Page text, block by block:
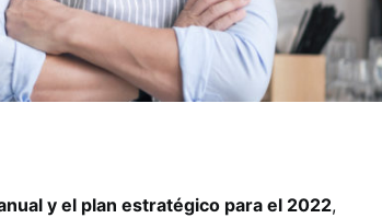
y el plan estratégico para el 2022,